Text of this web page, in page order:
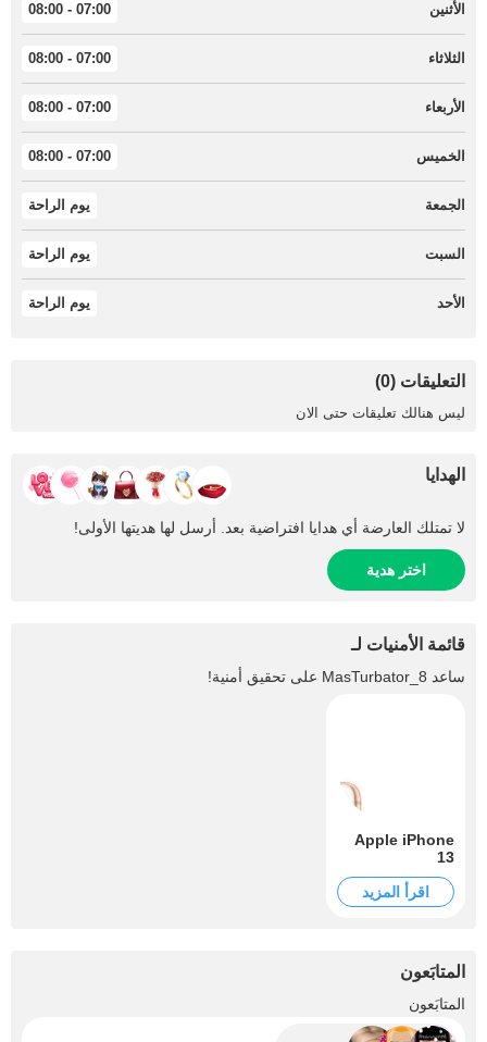
الأثنين 07:00 - 08:00
الثلاثاء 07:00 - 08:00
الأربعاء 07:00 - 08:00
الخميس 07:00 - 08:00
الجمعة يوم الراحة
السبت يوم الراحة
الأحد يوم الراحة
التعليقات (0)
ليس هنالك تعليقات حتى الان
الهدايا
لا تمتلك العارضة أي هدايا افتراضية بعد. أرسل لها هديتها الأولى!
اختر هدية
قائمة الأمنيات لـ
ساعد MasTurbator_8 على تحقيق أمنية!
Apple iPhone
13
اقرأ المزيد
المتابَعون
المتابَعون